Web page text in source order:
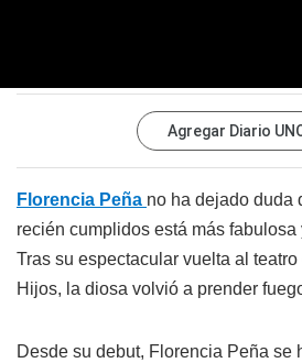
Agregar Diario
Florencia Peña no ha dejado duda
recién cumplidos está más fabulosa
Tras su espectacular vuelta al
Hijos, la diosa volvió a prender
Desde su debut, Florencia Peña se